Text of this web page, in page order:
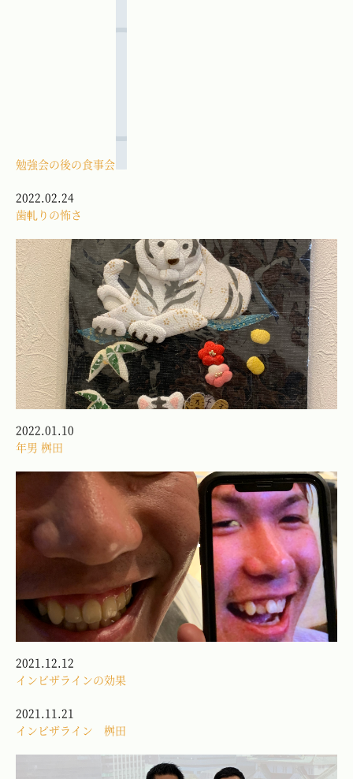
勉強会の後の食事会
2022.02.24
歯軋りの怖さ
2022.01.10
年男 桝田
2021.12.12
インビザラインの効果
2021.11.21
インビザライン 桝田